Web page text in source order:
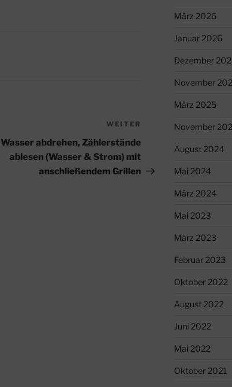
Nächster
Beitrag
WEITER
Wasser abdrehen, Zählerstände
ablesen (Wasser & Strom) mit
anschließendem Grillen
März 2026
Januar 2026
Dezember
November
März 2025
November
August 2024
Mai 2024
März 2024
Mai 2023
März 2023
Februar 2023
Oktober 2022
August 2022
Juni 2022
Mai 2022
Oktober 2021